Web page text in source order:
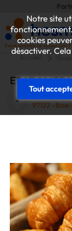
Notre site
cookies
désactiver.
Tout
Accueil
ESAT ALIZE
ROND
97122 -